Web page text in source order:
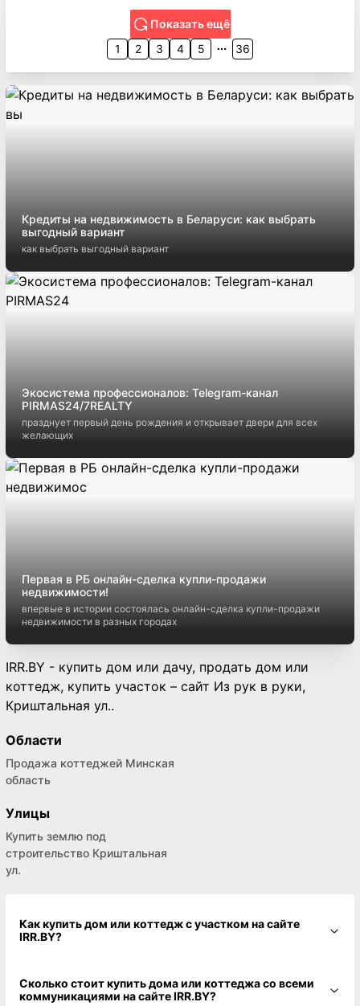
Показать ещё
1
2 3 4 5 36
Кредиты на недвижимость в Беларуси: как выбрать
выгодный вариант
как выбрать выгодный вариант
Экосистема профессионалов: Telegram-канал
PIRMAS24/7REALTY
празднует первый день рождения и открывает двери для всех
желающих
Первая в РБ онлайн-сделка купли-продажи
недвижимости!
впервые в истории состоялась онлайн-сделка купли-продажи
недвижимости в разных городах
IRR.BY - купить дом или дачу, продать дом или
коттедж, купить участок – сайт Из рук в руки,
Криштальная ул..
Области
Продажа коттеджей Минская
область
Улицы
Купить землю под
строительство Криштальная
ул.
Как купить дом или коттедж с участком на сайте
IRR.BY?
Сколько стоит купить дома или коттеджа со всеми
коммуникациями на сайте IRR.BY?